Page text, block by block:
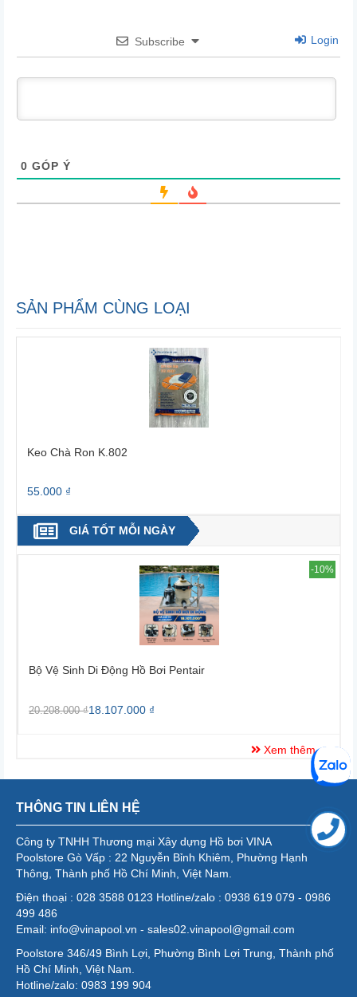
Subscribe Login
0 GÓP Ý
SẢN PHẨM CÙNG LOẠI
Keo Chà Ron K.802
55.000 ₫
GIÁ TỐT MỖI NGÀY
-10%
Bộ Vệ Sinh Di Động Hồ Bơi Pentair
20.208.000 ₫18.107.000 ₫
Xem thêm
THÔNG TIN LIÊN HỆ
Công ty TNHH Thương mại Xây dựng Hồ bơi VINA
Poolstore Gò Vấp : 22 Nguyễn Bỉnh Khiêm, Phường Hạnh
Thông, Thành phố Hồ Chí Minh, Việt Nam.
Điện thoại : 028 3588 0123 Hotline/zalo : 0938 619 079 - 0986
499 486
Email: info@vinapool.vn - sales02.vinapool@gmail.com
Poolstore 346/49 Bình Lợi, Phường Bình Lợi Trung, Thành phố
Hồ Chí Minh, Việt Nam.
Hotline/zalo: 0983 199 904